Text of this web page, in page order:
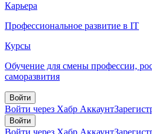
Карьера
Профессиональное развитие в IT
Курсы
Обучение для смены профессии,
саморазвития
Войти
Войти через Хабр Аккаунт
Войти
Войти через Хабр Аккаунт